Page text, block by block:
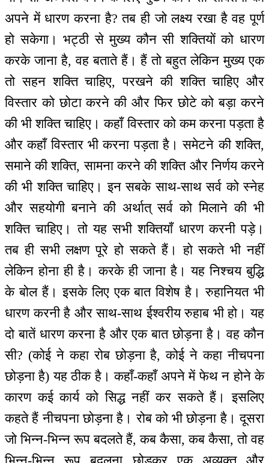
अपने में धारण करना है? तब ही जो लक्ष्य रखा है वह पूर्ण
हो सकेगा। भट्ठी से मुख्य कौन सी शक्तियों को धारण
करके जाना है, वह बताते हैं। हैं तो बहुत लेकिन मुख्य एक
तो सहन शक्ति चाहिए, परखने की शक्ति चाहिए और
विस्तार को छोटा करने की और फिर छोटे को बड़ा करने
की भी शक्ति चाहिए। कहाँ विस्तार को कम करना पड़ता है
और कहाँ विस्तार भी करना पड़ता है। समेटने की शक्ति,
समाने की शक्ति, सामना करने की शक्ति और निर्णय करने
की भी शक्ति चाहिए। इन सबके साथ-साथ सर्व को स्नेह
और सहयोगी बनाने की अर्थात् सर्व को मिलाने की भी
शक्ति चाहिए। तो यह सभी शक्तियाँ धारण करनी पड़े।
तब ही सभी लक्षण पूरे हो सकते हैं। हो सकते भी नहीं
लेकिन होना ही है। करके ही जाना है। यह निश्चय बुद्धि
के बोल हैं। इसके लिए एक बात विशेष है। रुहानियत भी
धारण करनी है और साथ-साथ ईश्वरीय रुहाब भी हो। यह
दो बातें धारण करना है और एक बात छोड़ना है। वह कौन
सी? (कोई ने कहा रोब छोड़ना है, कोई ने कहा नीचपना
छोड़ना है) यह ठीक है। कहाँ-कहाँ अपने में फेथ न होने के
कारण कई कार्य को सिद्ध नहीं कर सकते हैं। इसलिए
कहते हैं नीचपना छोड़ना है। रोब को भी छोड़ना है। दूसरा
जो भिन्न-भिन्न रूप बदलते हैं, कब कैसा, कब कैसा, तो वह